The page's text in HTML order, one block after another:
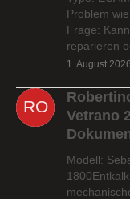
Problem
Frage:
reparieren
1. August
Vetrano
Modell: